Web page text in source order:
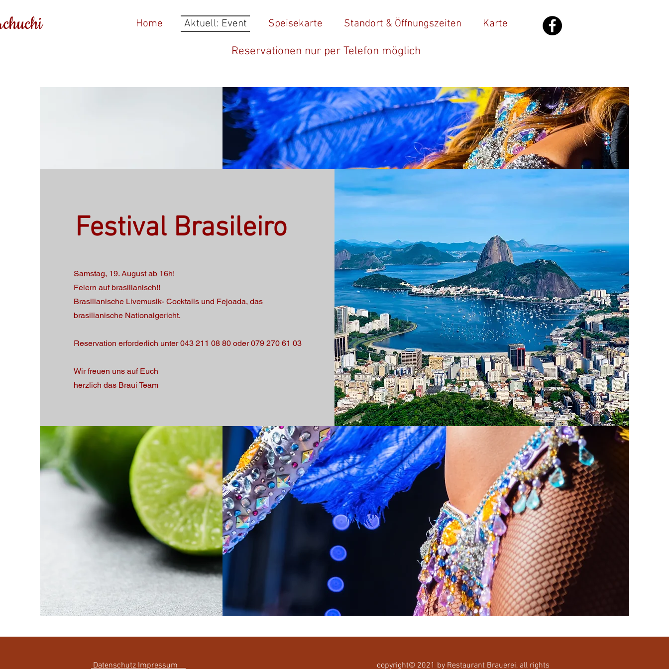
Home Aktuell: Event Speisekarte Standort & Öffnungszeiten Karte
Reservationen nur per Telefon möglich
Festival Brasileiro
Samstag, 19. August ab 16h!
Feiern auf brasilianisch!!
Brasilianische Livemusik- Cocktails und Fejoada, das
brasilianische Nationalgericht.
Reservation erforderlich unter 043 211 08 80 oder 079 270 61 03
Wir freuen uns auf Euch
herzlich das Braui Team
Datenschutz Impressum copyright© 2021 by Restaurant Brauerei, all rights